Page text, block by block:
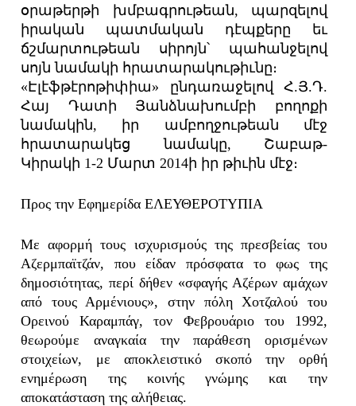
օրաթերթի խմբագրութեան, պարզելով
իրական պատմական դէպքերը եւ
ճշմարտութեան սիրոյն՝ պահանջելով
սոյն նամակի հրատարակութիւնը։
«Էլէֆթէրոթիփիա» ընդառաջելով Հ.Յ.Դ.
Հայ Դատի Յանձնախումբի բողոքի
նամակին, իր ամբողջութեան մէջ
հրատարակեց նամակը, Շաբաթ-
Կիրակի 1-2 Մարտ 2014ի իր թիւին մէջ։
Προς την Εφημερίδα ΕΛΕΥΘΕΡΟΤΥΠΙΑ
Με αφορμή τους ισχυρισμούς της πρεσβείας του
Αζερμπαϊτζάν, που είδαν πρόσφατα το φως της
δημοσιότητας, περί δήθεν «σφαγής Αζέρων αμάχων
από τους Αρμένιους», στην πόλη Χοτζαλού του
Ορεινού Καραμπάγ, τον Φεβρουάριο του 1992,
θεωρούμε αναγκαία την παράθεση ορισμένων
στοιχείων, με αποκλειστικό σκοπό την ορθή
ενημέρωση της κοινής γνώμης και την
αποκατάσταση της αλήθειας.